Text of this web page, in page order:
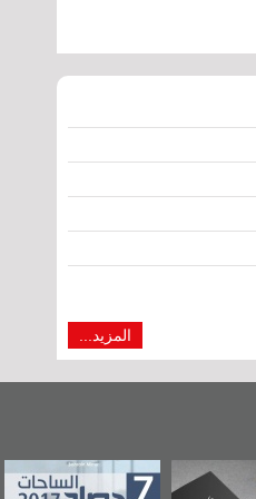
المزيد...
حصاد 2017